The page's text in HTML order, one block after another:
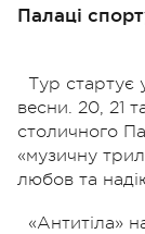
Палаці
Тур стартує
весни. 20, 21
столичного
«музичну
любов та
«Антитіла»